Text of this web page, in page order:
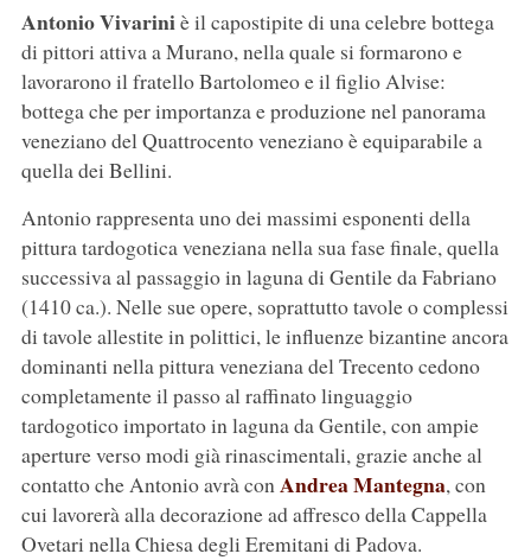
Antonio Vivariniè il capostipite di una celebre bottega
di pittori attiva a Murano, nella quale si formarono e
lavorarono il fratello Bartolomeo e il figlio Alvise:
bottega che per importanza e produzione nel panorama
veneziano del Quattrocento veneziano è equiparabile a
quella dei Bellini.
Antonio rappresenta uno dei massimi esponenti della
pittura tardogotica veneziana nella sua fase finale, quella
successiva al passaggio in laguna di Gentile da Fabriano
(1410 ca.). Nelle sue opere, soprattutto tavole o complessi
di tavole allestite in polittici, le influenze bizantine ancora
dominanti nella pittura veneziana del Trecento cedono
completamente il passo al raffinato linguaggio
tardogotico importato in laguna da Gentile, con ampie
aperture verso modi già rinascimentali, grazie anche al
contatto che Antonio avrà conAndrea Mantegna, con
cui lavorerà alla decorazione ad affresco della Cappella
Ovetari nella Chiesa degli Eremitani di Padova.